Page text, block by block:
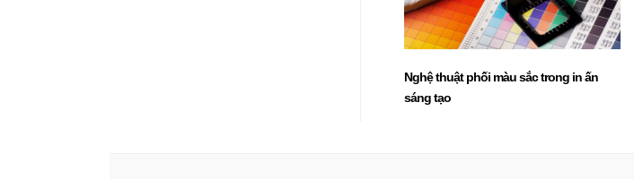
Nghệ thuật phối màu sắc trong in ấn
sáng tạo